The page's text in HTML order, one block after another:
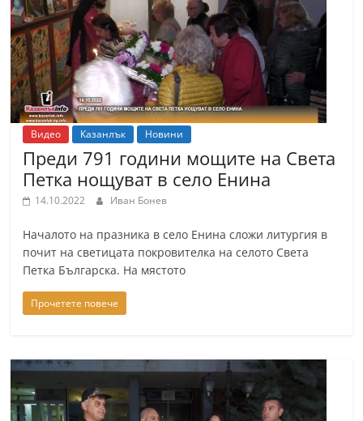
Видео Казанлък Новини
Преди 791 години мощите на Света
Петка нощуват в село Енина
14.10.2022 Иван Бонев
Началото на празника в село Енина сложи литургия в
почит на светицата покровителка на селото Света
Петка Българска. На мястото
Прочетете повече